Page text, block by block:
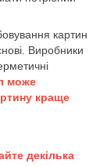
картин
Виробники
може
краще
декілька